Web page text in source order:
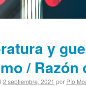
y
/ Razón
2 septiembre, 2021 por Pío